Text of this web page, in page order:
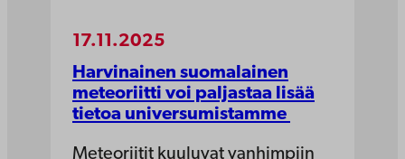
17.11.2025
Harvinainen suomalainen
meteoriitti voi paljastaa lisää
tietoa universumistamme
Meteoriitit kuuluvat vanhimpiin